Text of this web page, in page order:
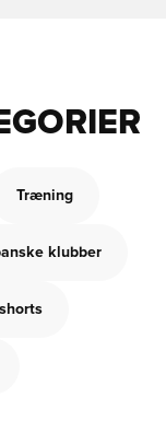
Træning
klubber